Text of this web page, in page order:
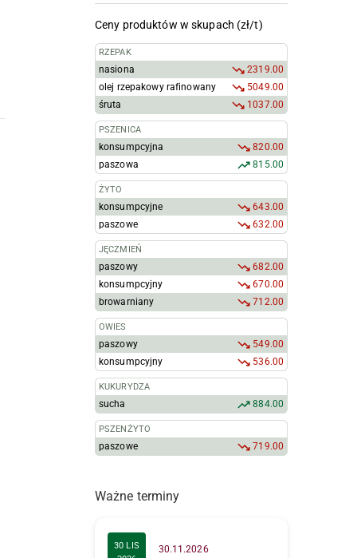
Ceny produktów w skupach (zł/t)
RZEPAK
nasiona
2319.00
olej rzepakowy rafinowany
5049.00
śruta
1037.00
PSZENICA
konsumpcyjna
820.00
paszowa
815.00
ŻYTO
konsumpcyjne
643.00
paszowe
632.00
JĘCZMIEŃ
paszowy
682.00
konsumpcyjny
670.00
browarniany
712.00
OWIES
paszowy
549.00
konsumpcyjny
536.00
KUKURYDZA
sucha 884.00
PSZENŻYTO
paszowe 719.00
Ważne terminy
30 LIS
30.11.2026